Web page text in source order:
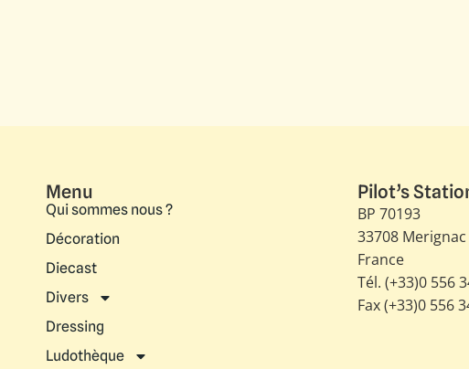
Menu
Qui sommes nous ?
Décoration
Diecast
Divers
Dressing
Ludothèque
Pilot’s
BP 70193
33708
France
Tél. (+33)0 556
Fax (+33)0 556